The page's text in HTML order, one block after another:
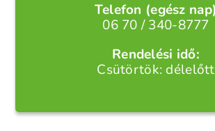
Telefon (egész nap)
06 70 / 340-8777
Rendelési idő:
Csütörtök: délelőtt